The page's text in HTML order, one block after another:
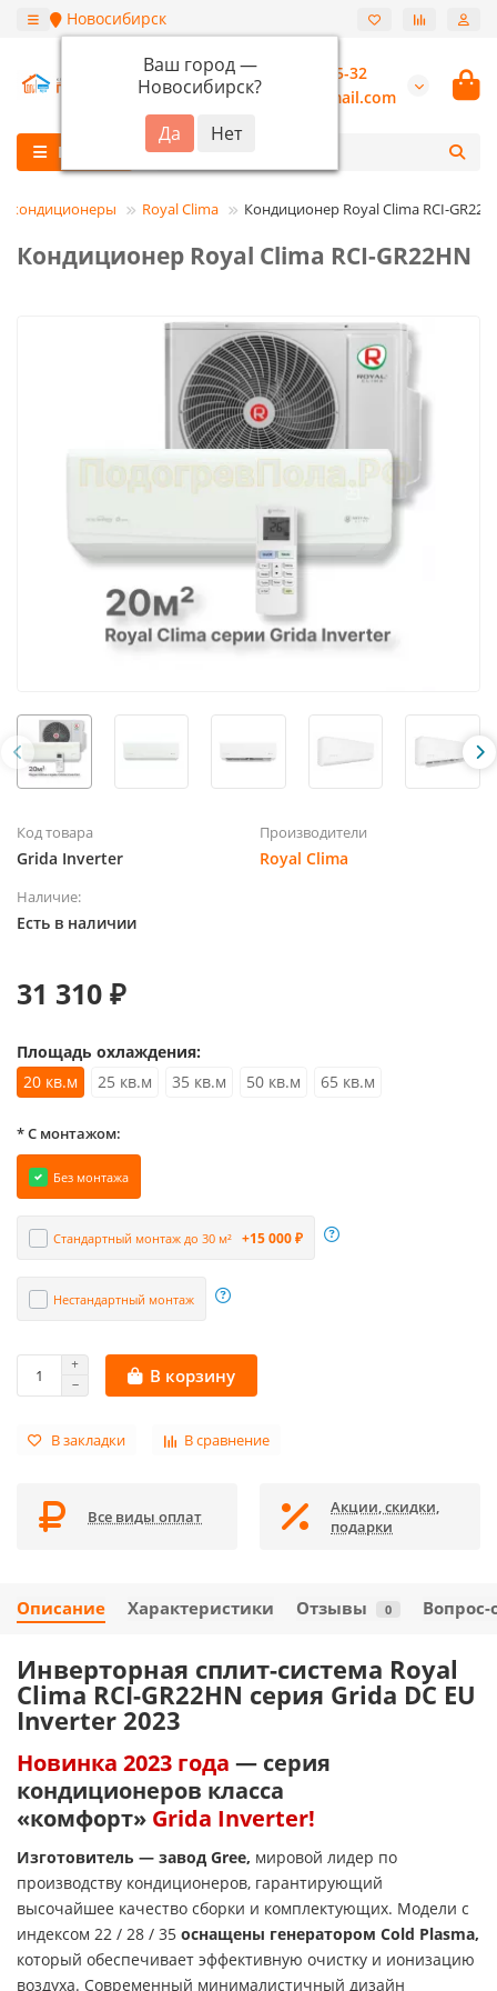
Новосибирск
Ваш город —
Новосибирск?
+7 (913) 987-55-32
burannsk@gmail.com
Каталог
кондиционеры Royal Clima Кондиционер Royal Clima RCI-
Кондиционер Royal Clima RCI-GR22HN
Код товара
Grida Inverter
Производители
Royal Clima
Наличие:
Есть в наличии
31 310 ₽
Площадь охлаждения:
20 кв.м
25 кв.м 35 кв.м 50 кв.м 65 кв.м
* С монтажом:
Без монтажа
Стандартный монтаж до 30 м² +15 000 ₽
Нестандартный монтаж
В корзину
В закладки В сравнение
Все виды оплат
Акции, скидки,
подарки
Описание Характеристики Отзывы 0 Вопрос-
Инверторная сплит-система Royal
Clima RCI-GR22HN серия Grida DC EU
Inverter 2023
Новинка 2023 года — серия
кондиционеров класса
«комфорт» Grida Inverter!
Изготовитель — завод Gree, мировой лидер по
производству кондиционеров, гарантирующий
высочайшее качество сборки и комплектующих. Модели с
индексом 22 / 28 / 35 оснащены генератором Cold Plasma,
который обеспечивает эффективную очистку и ионизацию
воздуха. Современный минималистичный дизайн